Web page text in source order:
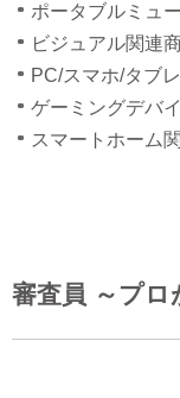
ポータブルミュ
ビジュアル関連
PC/スマホ/タブ
ゲーミングデバ
スマートホーム
審査員 ～プ